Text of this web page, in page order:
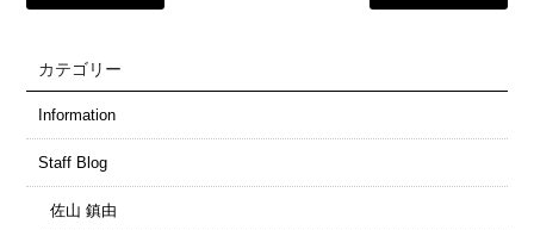
カテゴリー
Information
Staff Blog
佐山 鎮由